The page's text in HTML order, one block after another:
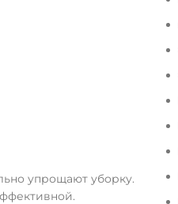
упрощают уборку.